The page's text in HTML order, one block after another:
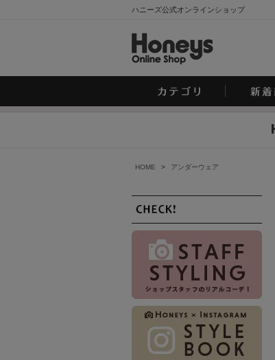
ハニーズ公式オンラインショップ
HOME > アンダーウェア